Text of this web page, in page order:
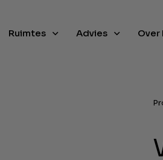
Ruimtes Advies Over